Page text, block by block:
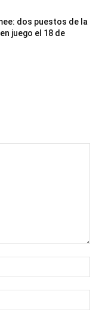
dos puestos de la
juego el 18 de